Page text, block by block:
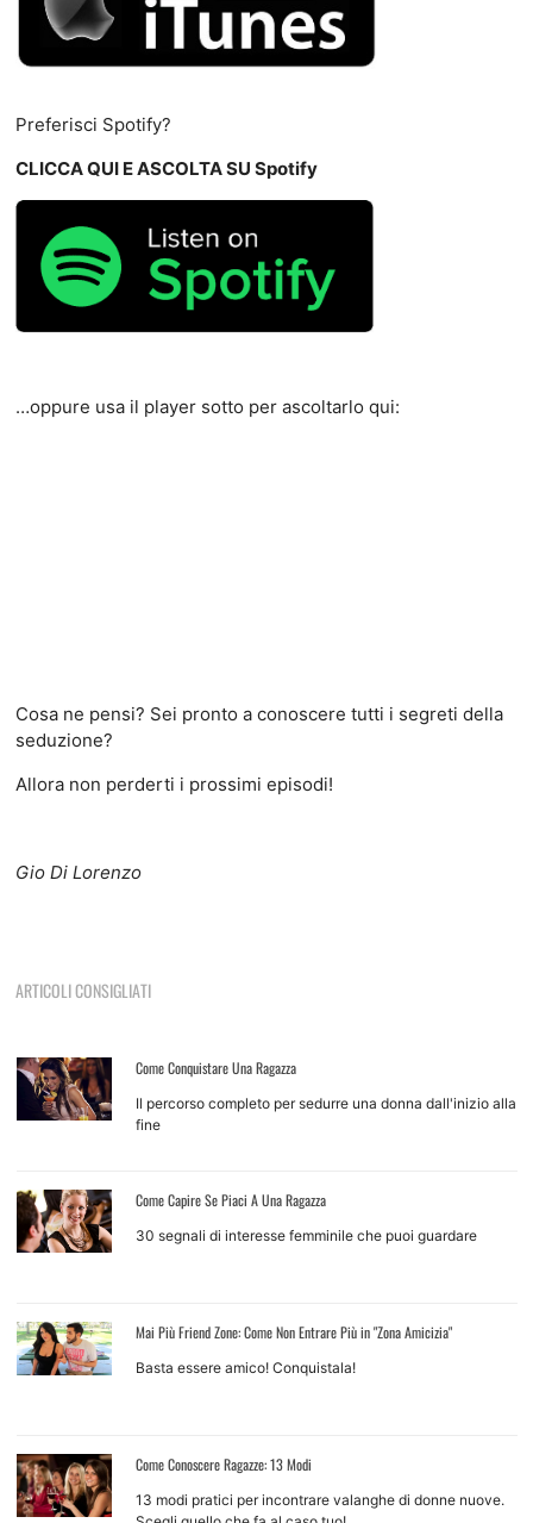
Preferisci Spotify?
CLICCA QUI E ASCOLTA SU Spotify
…oppure usa il player sotto per ascoltarlo qui:
Cosa ne pensi? Sei pronto a conoscere tutti i segreti della
seduzione?
Allora non perderti i prossimi episodi!
Gio Di Lorenzo
ARTICOLI CONSIGLIATI
Come Conquistare Una Ragazza
Il percorso completo per sedurre una donna dall'inizio alla
fine
Come Capire Se Piaci A Una Ragazza
30 segnali di interesse femminile che puoi guardare
Mai Più Friend Zone: Come Non Entrare Più in "Zona Amicizia"
Basta essere amico! Conquistala!
Come Conoscere Ragazze: 13 Modi
13 modi pratici per incontrare valanghe di donne nuove.